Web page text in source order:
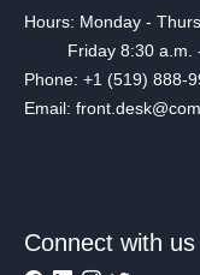
Hours: Monday -
Friday 8:30 a.m. -
Phone: +1 (519) 888-
Email:
Connect with us